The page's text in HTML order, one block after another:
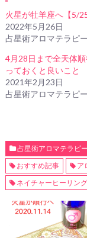
火星が牡羊座へ【5/
2022年5月26日
占星術アロマテラピ
4月28日まで全天体
っておくと良いこと
2021年2月23日
占星術アロマテラピ
占星術アロマテラピ
おすすめ記事
ア
ネイチャーヒーリン